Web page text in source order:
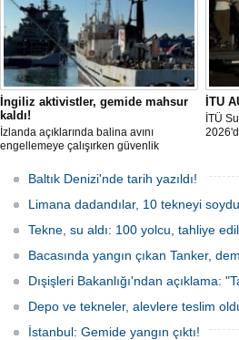
İngiliz aktivistler, gemide mahsur
kaldı!
İzlanda açıklarında balina avını
engellemeye çalışırken güvenlik
protesto gemisindeki 21 çevre aktivisti,
günlerdir gemiden çıkmalarına izin
verilmediğini ve temel haklarının ihlal
edildiğini öne sürdü. Mürettebatta iki
Britanyalı aktivist de bulunuyor.
İTU
İTÜ
Baltık Denizi'nde tarih yazıldı!
Limana dadandılar, 10 tekneyi
Tekne, su aldı: 100 yolcu, tahliye
Bacasında yangın çıkan Tanker,
Dışişleri Bakanlığı'ndan açıklama:
Depo ve tekneler, alevlere teslim
İstanbul: Gemide yangın çıktı!